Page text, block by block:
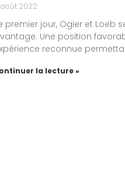
2022
premier jour, Ogier et Loeb
Une position
reconnue
la lecture »